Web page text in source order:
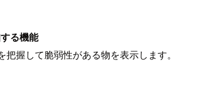
る機能
握して脆弱性がある物を表示します。